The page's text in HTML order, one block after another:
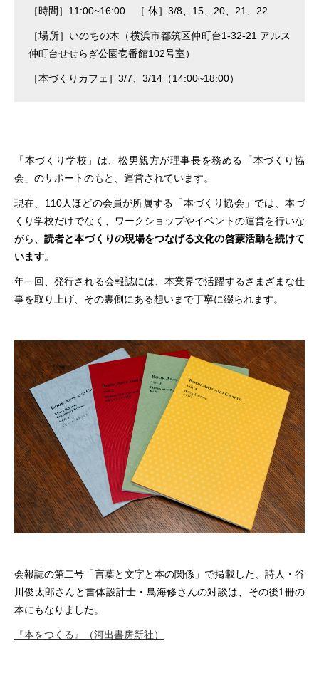
［時間］11:00~16:00 ［ 休］3/8、15、20、21、22
［場所］いのちの木（横浜市都筑区仲町台1-32-21 アルス
仲町台せせらぎ公園壱番館102号室）
［本づくりカフェ］3/7、3/14（14:00~18:00）
「本づくり学校」は、松男親方が理事長を務める「本づくり協
会」のサポートのもと、運営されています。
現在、110人ほどの会員が所属する「本づくり協会」では、本づ
くり学校だけでなく、ワークショップやイベントの運営を行いな
がら、読者と本づくりの現場をつなげる文化の啓蒙活動を続けて
います。
年一回、発行される会報誌には、本業界で活躍するさまざまな仕
事を取り上げ、その裏側にある想いまで丁寧に綴られます。
会報誌の第二号「言葉と文字と本の関係」で掲載した、詩人・谷
川俊太郎さんと書体設計士・鳥海修さんの対談は、その後1冊の
本にもなりました。
『本をつくる』（河出書房新社）